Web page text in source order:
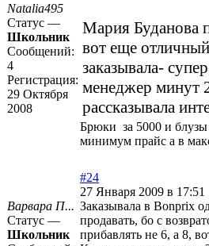
Natalia495
Статус —
Школьник
Сообщений:
4
Регистрация:
29 Октября
2008
Мария Буданова
вот еще
заказывала-
менеджер минут
рассказывала
Брюки за 5000 и блузы
минимум прайс а в
Варвара П...
Статус —
Школьник
#24
27 Января 2009 в 17:51
Заказывала в Bonprix
продавать, бо с
прибавлять не 6, а 8,